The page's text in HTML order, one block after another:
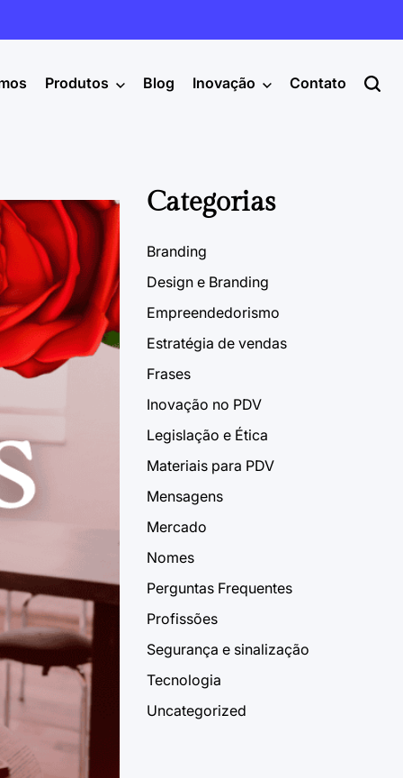
Produtos Blog Inovação Contato
Categorias
Branding
Design e Branding
Empreendedorismo
Estratégia de vendas
Frases
Inovação no PDV
Legislação e Ética
Materiais para PDV
Mensagens
Mercado
Nomes
Perguntas Frequentes
Profissões
Segurança e sinalização
Tecnologia
Uncategorized